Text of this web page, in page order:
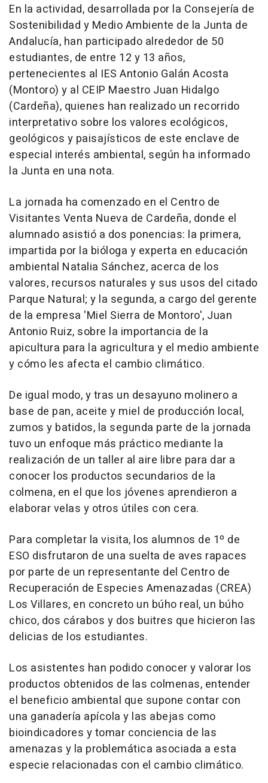
En la actividad, desarrollada por la Consejería de
Sostenibilidad y Medio Ambiente de la Junta de
Andalucía, han participado alrededor de 50
estudiantes, de entre 12 y 13 años,
pertenecientes al IES Antonio Galán Acosta
(Montoro) y al CEIP Maestro Juan Hidalgo
(Cardeña), quienes han realizado un recorrido
interpretativo sobre los valores ecológicos,
geológicos y paisajísticos de este enclave de
especial interés ambiental, según ha informado
la Junta en una nota.
La jornada ha comenzado en el Centro de
Visitantes Venta Nueva de Cardeña, donde el
alumnado asistió a dos ponencias: la primera,
impartida por la bióloga y experta en educación
ambiental Natalia Sánchez, acerca de los
valores, recursos naturales y sus usos del citado
Parque Natural; y la segunda, a cargo del gerente
de la empresa 'Miel Sierra de Montoro', Juan
Antonio Ruiz, sobre la importancia de la
apicultura para la agricultura y el medio ambiente
y cómo les afecta el cambio climático.
De igual modo, y tras un desayuno molinero a
base de pan, aceite y miel de producción local,
zumos y batidos, la segunda parte de la jornada
tuvo un enfoque más práctico mediante la
realización de un taller al aire libre para dar a
conocer los productos secundarios de la
colmena, en el que los jóvenes aprendieron a
elaborar velas y otros útiles con cera.
Para completar la visita, los alumnos de 1º de
ESO disfrutaron de una suelta de aves rapaces
por parte de un representante del Centro de
Recuperación de Especies Amenazadas (CREA)
Los Villares, en concreto un búho real, un búho
chico, dos cárabos y dos buitres que hicieron las
delicias de los estudiantes.
Los asistentes han podido conocer y valorar los
productos obtenidos de las colmenas, entender
el beneficio ambiental que supone contar con
una ganadería apícola y las abejas como
bioindicadores y tomar conciencia de las
amenazas y la problemática asociada a esta
especie relacionadas con el cambio climático.